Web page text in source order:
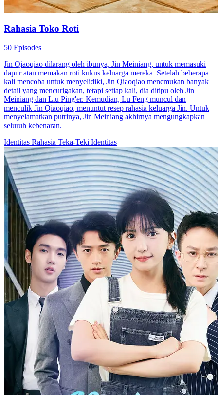
Rahasia Toko Roti
50 Episodes
Jin Qiaoqiao dilarang oleh ibunya, Jin Meiniang, untuk memasuki
dapur atau memakan roti kukus keluarga mereka. Setelah beberapa
kali mencoba untuk menyelidiki, Jin Qiaoqiao menemukan banyak
detail yang mencurigakan, tetapi setiap kali, dia ditipu oleh Jin
Meiniang dan Liu Ping'er. Kemudian, Lu Feng muncul dan
menculik Jin Qiaoqiao, menuntut resep rahasia keluarga Jin. Untuk
menyelamatkan putrinya, Jin Meiniang akhirnya mengungkapkan
seluruh kebenaran.
Identitas Rahasia Teka-Teki Identitas